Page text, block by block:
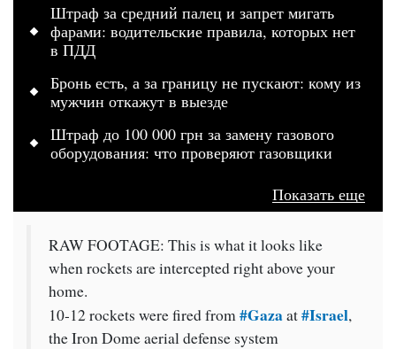
Штраф за средний палец и запрет мигать
фарами: водительские правила, которых нет
в ПДД
Бронь есть, а за границу не пускают: кому из
мужчин откажут в выезде
Штраф до 100 000 грн за замену газового
оборудования: что проверяют газовщики
Показать еще
RAW FOOTAGE: This is what it looks like
when rockets are intercepted right above your
home.
10-12 rockets were fired from#Gazaat#Israel,
the Iron Dome aerial defense system